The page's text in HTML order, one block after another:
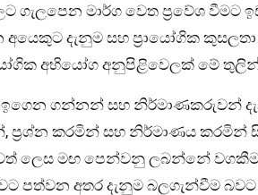
ගැලපෙන මාර්ග වෙත ප්‍රවේශ වීමට
දැනුම සහ ප්‍රායෝගික
අභියෝග අනුපිළිවෙලක් මේ
ඉගෙන ගන්නන් සහ නිර්මාණකරුවන්
කරමින් සහ නිර්මාණය කරමින්
ලෙස මඟ පෙන්වනු ලබන්නේ
පත්වන අතර දැනුම බලගැන්වීම